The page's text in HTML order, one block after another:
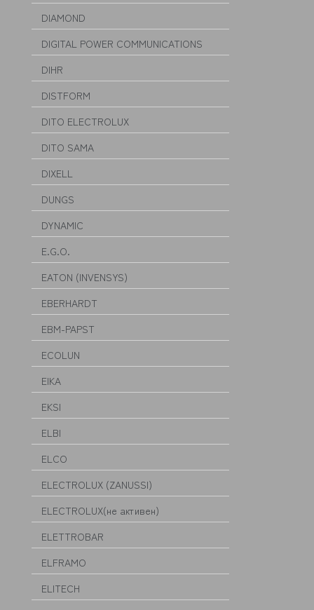
DIAMOND
DIGITAL POWER COMMUNICATIONS
DIHR
DISTFORM
DITO ELECTROLUX
DITO SAMA
DIXELL
DUNGS
DYNAMIC
E.G.O.
EATON (INVENSYS)
EBERHARDT
EBM-PAPST
ECOLUN
EIKA
EKSI
ELBI
ELCO
ELECTROLUX (ZANUSSI)
ELECTROLUX(не активен)
ELETTROBAR
ELFRAMO
ELITECH